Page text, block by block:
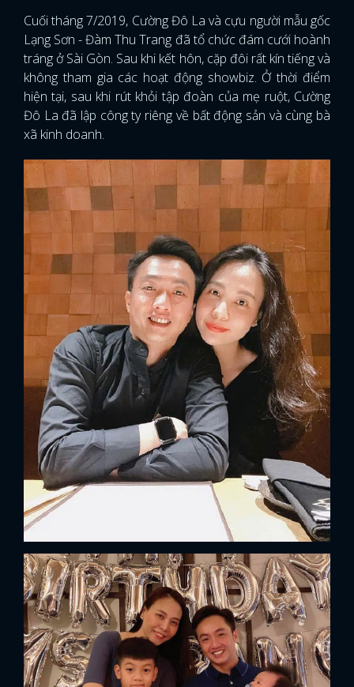
Cuối tháng 7/2019, Cường Đô La và cựu người mẫu gốc
Lạng Sơn - Đàm Thu Trang đã tổ chức đám cưới hoành
tráng ở Sài Gòn. Sau khi kết hôn, cặp đôi rất kín tiếng và
không tham gia các hoạt động showbiz. Ở thời điểm
hiện tại, sau khi rút khỏi tập đoàn của mẹ ruột, Cường
Đô La đã lập công ty riêng về bất động sản và cùng bà
xã kinh doanh.